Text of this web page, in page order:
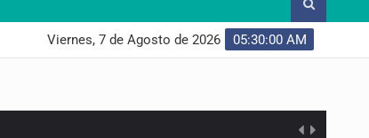
05:30:01 AM
Viernes, 7 de Agosto de 2026